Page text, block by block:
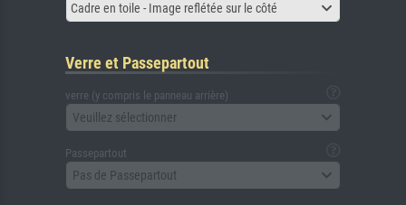
Cadre en toile - Image reflétée sur le côté
Verre et Passepartout
verre (y compris le panneau arrière)
Veuillez sélectionner
Passepartout
Pas de Passepartout